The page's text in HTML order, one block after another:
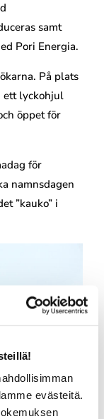
evästeitä.
samt
Pori Energia.
På plats
ett lyckohjul
öppet för
för
namnsdagen
”kauko” i